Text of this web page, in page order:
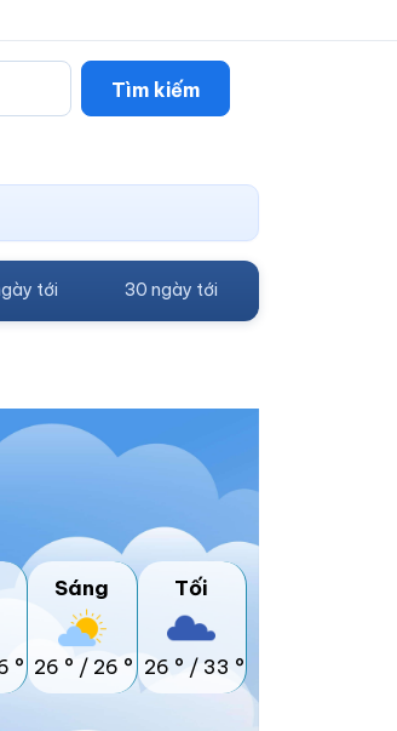
Tìm kiếm
tới 30 ngày tới
°
Sáng
26 ° / 26 °
Tối
26 ° / 33 °